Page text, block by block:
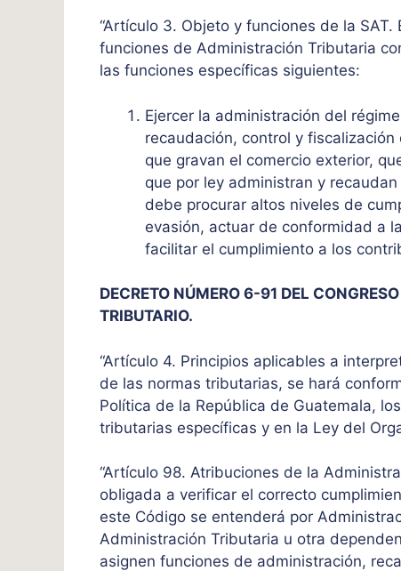
“Artículo 3. Objeto y funciones de la
funciones de Administración Tributaria
las funciones específicas siguientes:
Ejercer la administración del
recaudación, control y
que gravan el comercio exterior,
que por ley administran y
debe procurar altos niveles de
evasión, actuar de conformidad a
facilitar el cumplimiento a los
DECRETO NÚMERO 6-91 DEL
TRIBUTARIO.
“Artículo 4. Principios aplicables a
de las normas tributarias, se hará
Política de la República de Guatemala,
tributarias específicas y en la Ley del
“Artículo 98. Atribuciones de la
obligada a verificar el correcto
este Código se entenderá por
Administración Tributaria u otra
asignen funciones de administración,